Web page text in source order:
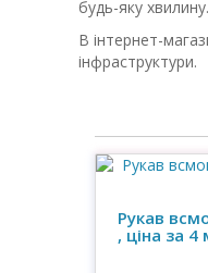
будь-яку
В інтернет-
інфраструктури.
Рукав
, ціна за 4